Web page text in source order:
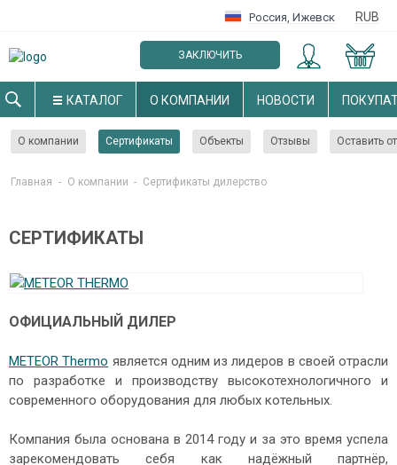
Россия, Ижевск RUB
ЗАКЛЮЧИТЬ
ОПТОВЫЙ ДОГОВОР
КАТАЛОГ О КОМПАНИИ НОВОСТИ
О компании Сертификаты Объекты Отзывы Оставить
Главная - О компании - Cертификаты дилерство
СЕРТИФИКАТЫ
ОФИЦИАЛЬНЫЙ ДИЛЕР
METEOR Thermo является одним из лидеров в своей отрасли
по разработке и производству высокотехнологичного и
современного оборудования для любых котельных.
Компания была основана в 2014 году и за это время успела
зарекомендовать себя как надёжный партнёр,